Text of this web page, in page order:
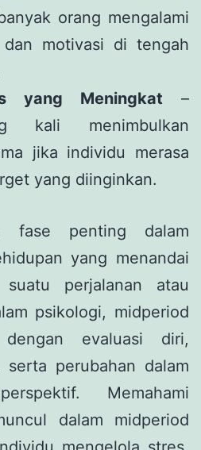
orang mengalami
motivasi di tengah
yang Meningkat –
kali menimbulkan
jika individu merasa
yang diinginkan.
fase penting dalam
yang menandai
perjalanan atau
psikologi, midperiod
evaluasi diri,
serta perubahan dalam
Memahami
dalam midperiod